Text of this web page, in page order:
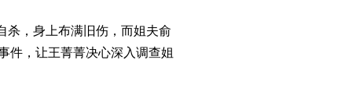
，身上布满旧伤，而姐夫俞
件，让王菁菁决心深入调查姐